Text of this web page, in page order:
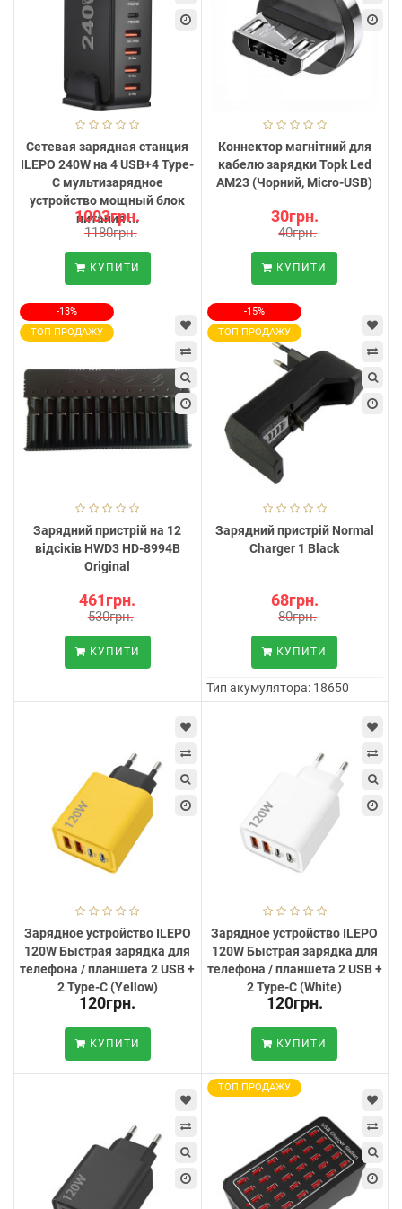
Сетевая зарядная станция
ILEPO 240W на 4 USB+4 Type-
C мультизарядное
устройство мощный блок
питания ...
1003грн.
1180грн.
КУПИТИ
Коннектор магнітний для
кабелю зарядки Topk Led
AM23 (Чорний, Micro-USB)
30грн.
40грн.
КУПИТИ
-13%
ТОП ПРОДАЖУ
Зарядний пристрій на 12
відсіків HWD3 HD-8994B
Original
461грн.
530грн.
КУПИТИ
-15%
ТОП ПРОДАЖУ
Зарядний пристрій Normal
Charger 1 Black
68грн.
80грн.
КУПИТИ
Тип акумулятора:18650
Зарядное устройство ILEPO
120W Быстрая зарядка для
телефона / планшета 2 USB +
2 Type-C (Yellow)
120грн.
КУПИТИ
Зарядное устройство ILEPO
120W Быстрая зарядка для
телефона / планшета 2 USB +
2 Type-C (White)
120грн.
КУПИТИ
ТОП ПРОДАЖУ